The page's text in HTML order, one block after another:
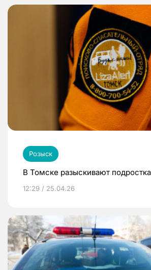
Розыск
В Томске разыскивают подростка
12:29 / 25.04.26